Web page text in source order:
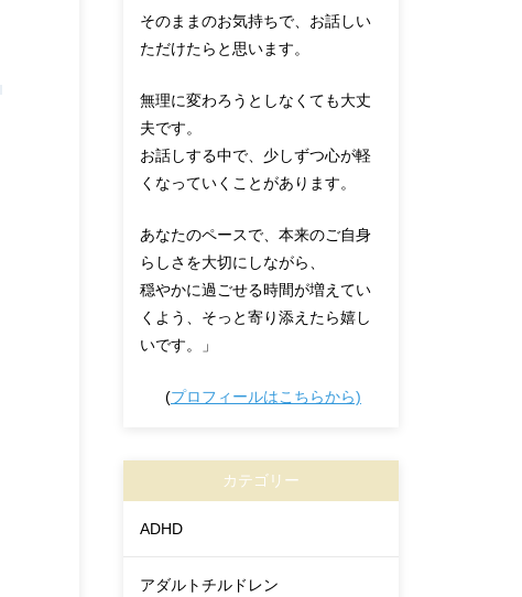
そのままのお気持ちで、お話しい
ただけたらと思います。
無理に変わろうとしなくても大丈
夫です。
お話しする中で、少しずつ心が軽
くなっていくことがあります。
あなたのペースで、本来のご自身
らしさを大切にしながら、
穏やかに過ごせる時間が増えてい
くよう、そっと寄り添えたら嬉し
いです。」
(プロフィールはこちらから)
カテゴリー
ADHD
アダルトチルドレン